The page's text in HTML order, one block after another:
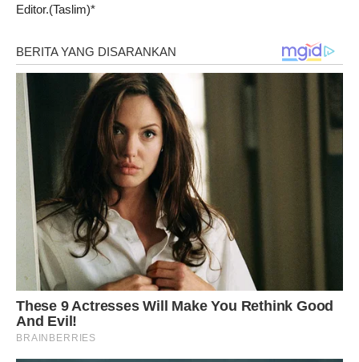
Editor.(Taslim)*